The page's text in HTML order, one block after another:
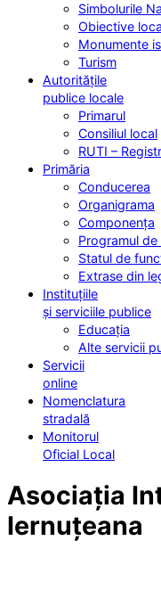
Simbolurile
Obiective
Monumente
Turism
Autoritățile
publice locale
Primarul
Consiliul local
RUTI –
Primăria
Conducerea
Organigrama
Componența
Programul
Statul de
Extrase din
Instituțiile
și serviciile publice
Educația
Alte servicii
Servicii
online
Nomenclatura
stradală
Monitorul
Oficial Local
Asociația
Iernuțeana